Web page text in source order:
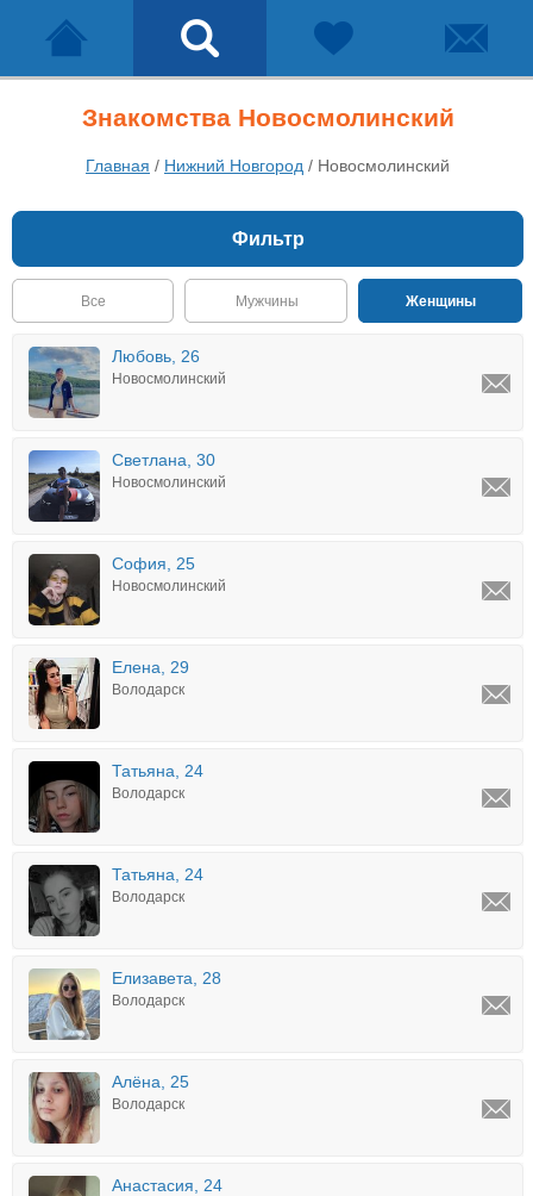
Знакомства Новосмолинский
Главная / Нижний Новгород / Новосмолинский
Фильтр
Все Мужчины Женщины
Любовь, 26
Новосмолинский
Светлана, 30
Новосмолинский
София, 25
Новосмолинский
Елена, 29
Володарск
Татьяна, 24
Володарск
Татьяна, 24
Володарск
Елизавета, 28
Володарск
Алёна, 25
Володарск
Анастасия, 24